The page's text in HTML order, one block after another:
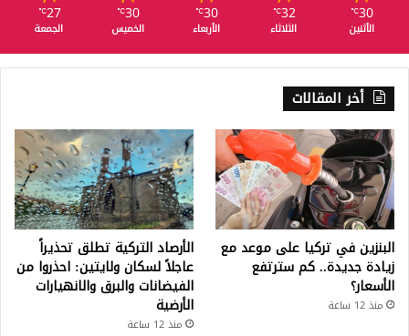
30
℃
الأثنين
32
℃
الثلاثاء
30
℃
الأربعاء
30
℃
الخميس
27
℃
الجمعة
أخر المقالات
البنزين في تركيا على موعد مع
زيادة جديدة.. كم سترتفع
الأسعار؟
منذ 12 ساعة
الأرصاد التركية تطلق تحذيراً
عاجلاً لسكان ولايتين: احذروا من
الفيضانات والبرق والانهيارات
الأرضية
منذ 12 ساعة